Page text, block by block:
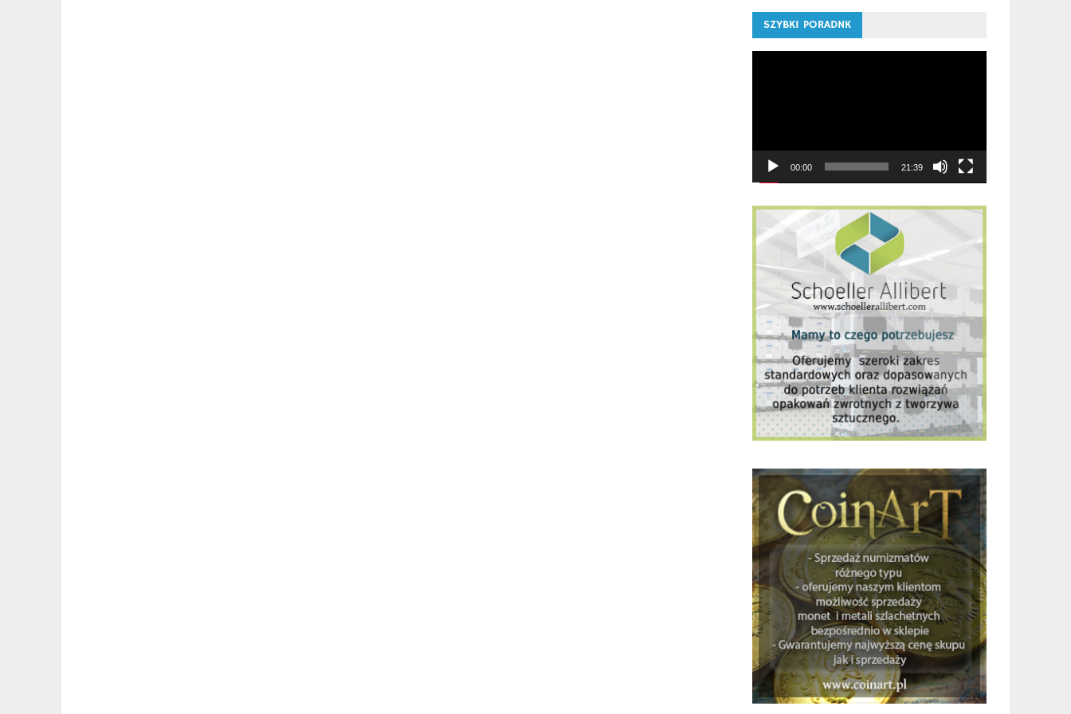
SZYBKI PORADNK
00:00 21:39